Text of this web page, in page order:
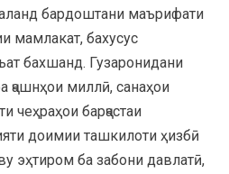
бардоштани маърифати
мамлакат, бахусус
бахшанд. Гузаронидани
ҷашнҳои миллӣ, санаҳои
чеҳраҳои барҷастаи
доимии ташкилоти ҳизбӣ
эҳтиром ба забони давлатӣ,